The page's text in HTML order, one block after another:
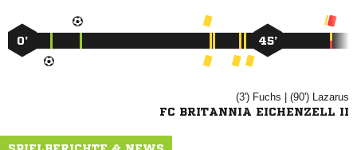
0’ 45’
(3')  | (90') 
FC BRITANNIA EICHENZELL II